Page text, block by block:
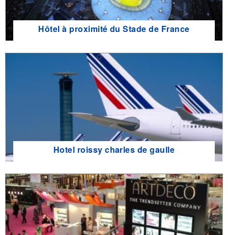
Hôtel à proximité du Stade de France
Hotel roissy charles de gaulle